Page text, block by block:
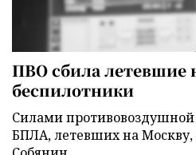
ПВО сбила летевшие
беспилотники
Силами
БПЛА, летевших на